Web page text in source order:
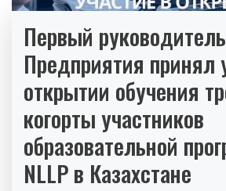
Первый руководитель
Предприятия принял
открытии обучения
когорты участников
образовательной
NLLP в Казахстане